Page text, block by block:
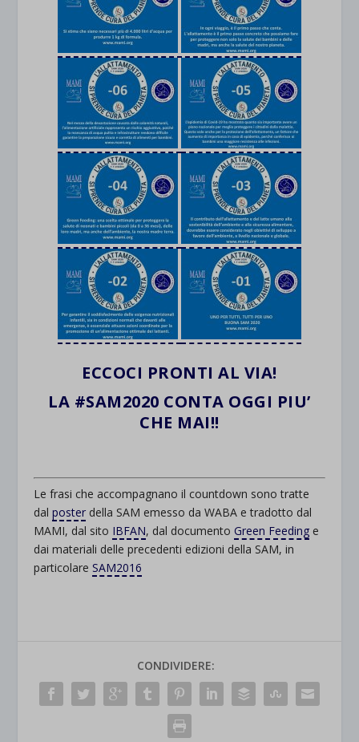
ECCOCI PRONTI AL VIA!
LA #SAM2020 CONTA OGGI PIU’
CHE MAI!!
Le frasi che accompagnano il countdown sono tratte
dalposter della SAM emesso da WABA e tradotto dal
MAMI, dal sito IBFAN, dal documentoGreen Feeding e
dai materiali delle precedenti edizioni della SAM, in
particolareSAM2016
CONDIVIDERE: